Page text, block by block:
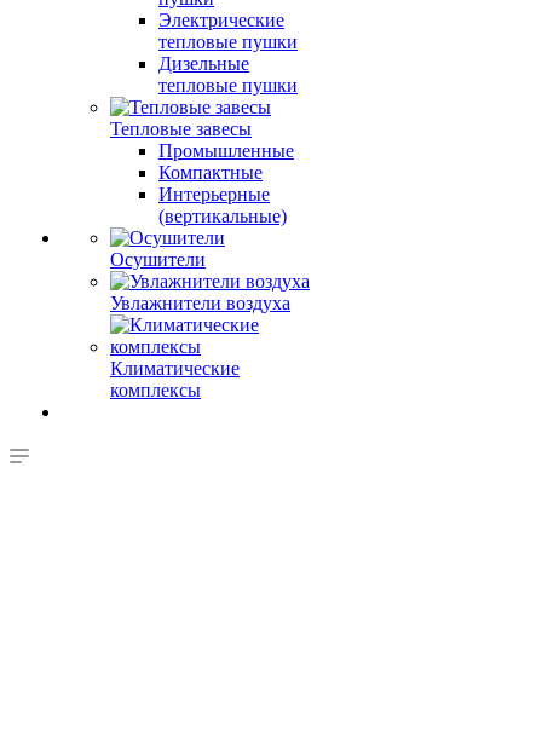
Электрические
тепловые пушки
Дизельные
тепловые пушки
Тепловые завесы
Промышленные
Компактные
Интерьерные
(вертикальные)
Осушители
Увлажнители воздуха
Климатические
комплексы